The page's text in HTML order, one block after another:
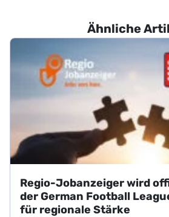
Ähnliche
Regio-Jobanzeiger wird
der German Football
für regionale Stärke